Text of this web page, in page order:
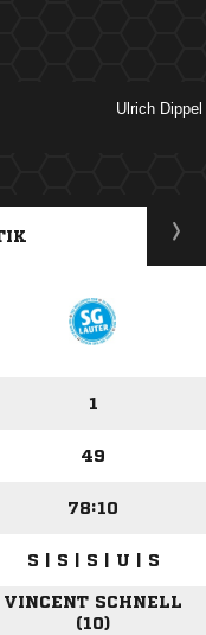
 
1
49
78:10
S | S | S | U | S
VINCENT SCHNELL
(10)